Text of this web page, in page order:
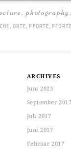
,photography
, ORTE, PFORTE,
ARCHIVES
Juni 2023
September
Juli 2017
Juni 2017
Februar 2017